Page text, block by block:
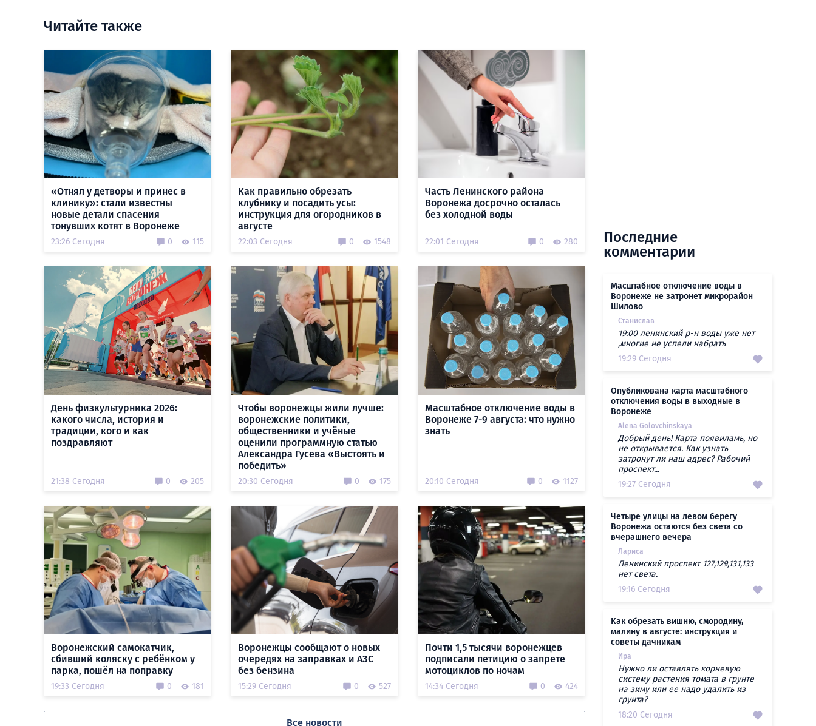
Читайте также
«Отнял у детворы и принес в
клинику»: стали известны
новые детали спасения
тонувших котят в Воронеже
23:26 Сегодня 0 115
Как правильно обрезать
клубнику и посадить усы:
инструкция для огородников в
августе
22:03 Сегодня 0 1548
Часть Ленинского района
Воронежа досрочно осталась
без холодной воды
22:01 Сегодня 0 280
День физкультурника 2026:
какого числа, история и
традиции, кого и как
поздравляют
21:38 Сегодня 0 205
Чтобы воронежцы жили лучше:
воронежские политики,
общественники и учёные
оценили программную статью
Александра Гусева «Выстоять и
победить»
20:30 Сегодня 0 175
Масштабное отключение воды в
Воронеже 7-9 августа: что нужно
знать
20:10 Сегодня 0 1127
Воронежский самокатчик,
сбивший коляску с ребёнком у
парка, пошёл на поправку
19:33 Сегодня 0 181
Воронежцы сообщают о новых
очередях на заправках и АЗС
без бензина
15:29 Сегодня 0 527
Почти 1,5 тысячи воронежцев
подписали петицию о запрете
мотоциклов по ночам
14:34 Сегодня 0 424
Все новости
Последние
комментарии
Масштабное отключение воды в
Воронеже не затронет микрорайон
Шилово
Станислав
19:00 ленинский р-н воды уже нет
,многие не успели набрать
19:29 Сегодня
Опубликована карта масштабного
отключения воды в выходные в
Воронеже
Alena Golovchinskaya
Добрый день! Карта появиламь, но
не открывается. Как узнать
затронут ли наш адрес? Рабочий
проспект...
19:27 Сегодня
Четыре улицы на левом берегу
Воронежа остаются без света со
вчерашнего вечера
Лариса
Ленинский проспект 127,129,131,133
нет света.
19:16 Сегодня
Как обрезать вишню, смородину,
малину в августе: инструкция и
советы дачникам
Ира
Нужно ли оставлять корневую
систему растения томата в грунте
на зиму или ее надо удалить из
грунта?
18:20 Сегодня